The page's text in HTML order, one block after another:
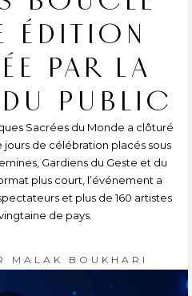
ÉDITION
PAR LA
DU PUBLIC
Sacrées du Monde a clôturé
jours de célébration placés sous
Gardiens du Geste et du
plus court, l’événement a
et plus de 160 artistes
de pays.
MALAK BOUKHARI